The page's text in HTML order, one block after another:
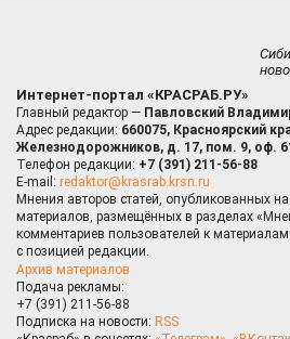
Интернет-портал «КРАСРАБ.РУ»
Главный редактор — Павловский
Адрес редакции: 660075, Красноярский
Железнодорожников, д. 17, пом. 9, оф.
Телефон редакции: +7 (391) 211-56-88
E-mail: redaktor@krasrab.krsn.ru
Мнения авторов статей, опубликованных на
материалов, размещённых в разделах
комментариев пользователей к
с позицией редакции.
Архив материалов
Подача рекламы:
+7 (391) 211-56-88
Подписка на новости: RSS